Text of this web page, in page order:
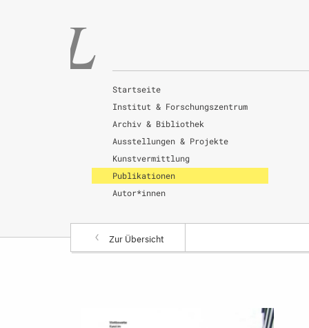
Startseite
Institut & Forschungszentrum
Archiv & Bibliothek
Ausstellungen & Projekte
Kunstvermittlung
Publikationen
Autor*innen
Zur Übersicht